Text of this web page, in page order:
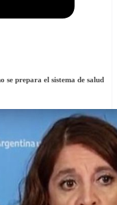
prepara el sistema de salud